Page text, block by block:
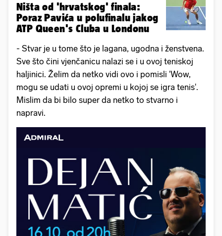
Ništa od 'hrvatskog' finala:
Poraz Pavića u polufinalu jakog
ATP Queen's Cluba u Londonu
- Stvar je u tome što je lagana, ugodna i ženstvena.
Sve što čini vjenčanicu nalazi se i u ovoj teniskoj
haljinici. Želim da netko vidi ovo i pomisli 'Wow,
mogu se udati u ovoj opremi u kojoj se igra tenis'.
Mislim da bi bilo super da netko to stvarno i
napravi.